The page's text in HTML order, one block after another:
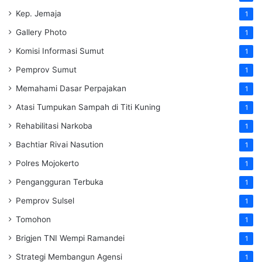
Kep. Jemaja 1
Gallery Photo 1
Komisi Informasi Sumut 1
Pemprov Sumut 1
Memahami Dasar Perpajakan 1
Atasi Tumpukan Sampah di Titi Kuning 1
Rehabilitasi Narkoba 1
Bachtiar Rivai Nasution 1
Polres Mojokerto 1
Pengangguran Terbuka 1
Pemprov Sulsel 1
Tomohon 1
Brigjen TNI Wempi Ramandei 1
Strategi Membangun Agensi 1